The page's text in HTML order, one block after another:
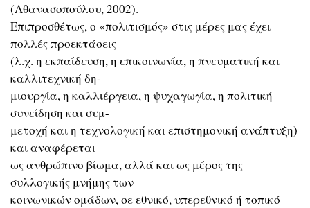
(Αθανασοπούλου, 2002).
Επιπροσθέτως, ο «πολιτισμός» στις μέρες μας έχει
πολλές προεκτάσεις
(λ.χ. η εκπαίδευση, η επικοινωνία, η πνευματική και
καλλιτεχνική δη-
μιουργία, η καλλιέργεια, η ψυχαγωγία, η πολιτική
συνείδηση και συμ-
μετοχή και η τεχνολογική και επιστημονική ανάπτυξη)
και αναφέρεται
ως ανθρώπινο βίωμα, αλλά και ως μέρος της
συλλογικής μνήμης των
κοινωνικών ομάδων, σε εθνικό, υπερεθνικό ή τοπικό